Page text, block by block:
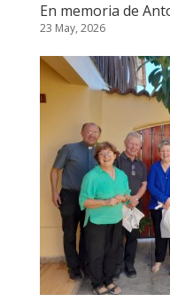
En memoria de
23 May, 2026